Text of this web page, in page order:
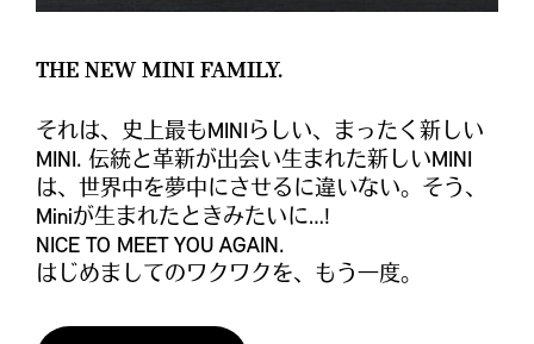
THE NEW MINI FAMILY.
それは、史上最もMINIらしい、まったく新しい
MINI. 伝統と革新が出会い生まれた新しいMINI
は、世界中を夢中にさせるに違いない。そう、
Miniが生まれたときみたいに…!
NICE TO MEET YOU AGAIN.
はじめましてのワクワクを、もう一度。